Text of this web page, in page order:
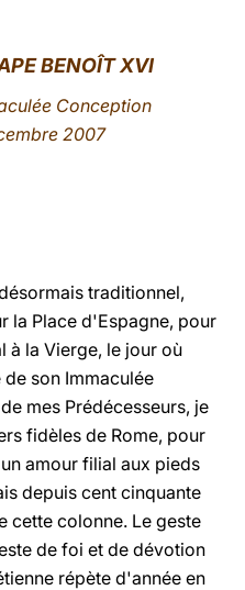
BENOÎT XVI
Conception
2007
traditionnel,
la Place d'Espagne, pour
la Vierge, le jour où
son Immaculée
mes Prédécesseurs, je
fidèles de Rome, pour
amour filial aux pieds
depuis cent cinquante
cette colonne. Le geste
de foi et de dévotion
répète d'année en